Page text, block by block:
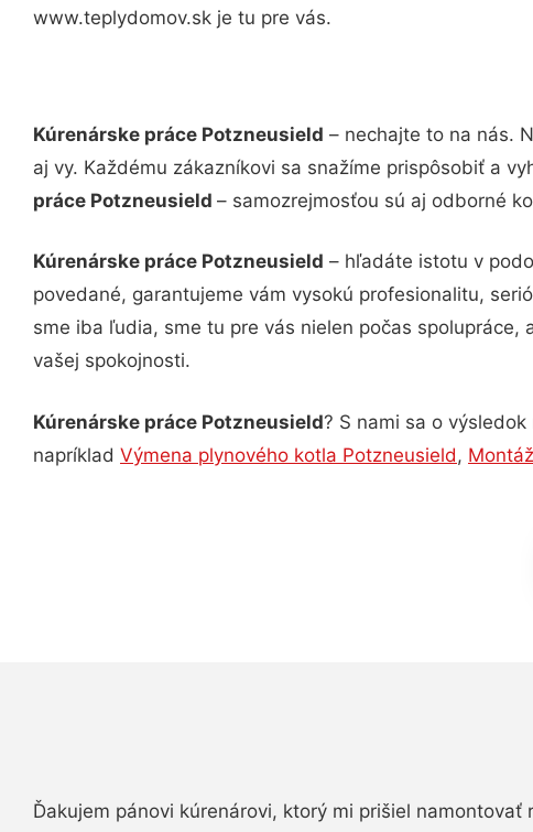
www.teplydomov.sk je tu pre vás.
Kúrenárske práce Potzneusield – nechajte to na nás.
aj vy. Každému zákazníkovi sa snažíme prispôsobiť a
práce Potzneusield – samozrejmosťou sú aj odborné
Kúrenárske práce Potzneusield – hľadáte istotu v
povedané, garantujeme vám vysokú profesionalitu,
sme iba ľudia, sme tu pre vás nielen počas
vašej spokojnosti.
Kúrenárske práce Potzneusield? S nami sa o
napríklad Výmena plynového kotla Potzneusield ,
Ďakujem pánovi kúrenárovi, ktorý mi prišiel namontovať